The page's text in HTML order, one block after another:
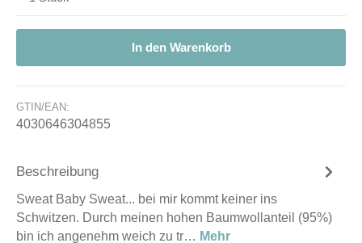
In den Warenkorb
GTIN/EAN:
4030646304855
Beschreibung
Sweat Baby Sweat... bei mir kommt keiner ins
Schwitzen. Durch meinen hohen Baumwollanteil (95%)
bin ich angenehm weich zu tr… Mehr